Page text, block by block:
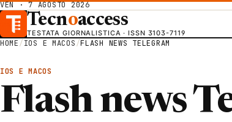
VEN · 7 AGOSTO 2026
Tecnoaccess
TESTATA GIORNALISTICA · ISSN 3103-7119
HOME/IOS E MACOS/FLASH NEWS TELEGRAM
IOS E MACOS
Flash news